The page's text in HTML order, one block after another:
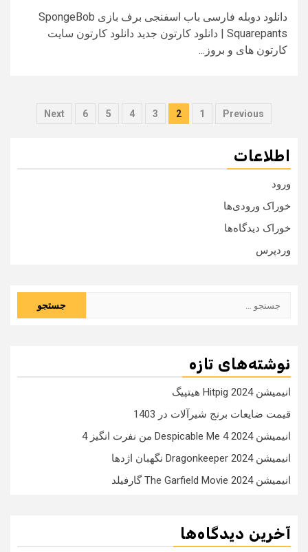
دانلود دوبله فارسی باب اسفنجی برف بازی SpongeBob
Squarepants | دانلود کارتون جدید دانلود کارتون سایت
کارتون های و بروز...
صفحه‌بندی
Previous
1
2
3
4
5
6
Next
اطلاعات
ورود
خوراک ورودی‌ها
خوراک دیدگاه‌ها
وردپرس
نوشته‌های تازه
انیمیشن Hitpig 2024 هیتپیگ
قیمت ضایعات برنج شیرآلات در 1403
انیمیشن Despicable Me 4 2024 من نفرت انگیز 4
انیمیشن Dragonkeeper 2024 نگهبان اژدها
انیمیشن The Garfield Movie 2024 گارفیلد
آخرین دیدگاه‌ها